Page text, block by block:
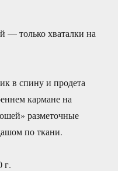
— только хваталки на
в спину и продета
кармане на
разметочные
по ткани.
г.